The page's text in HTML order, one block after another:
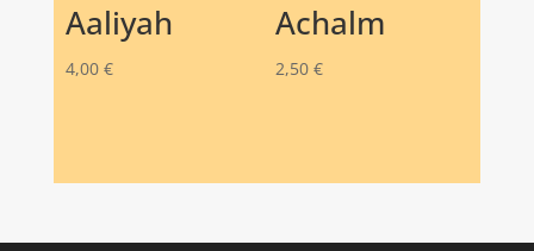
Aaliyah
4,00 €
Achalm
2,50 €